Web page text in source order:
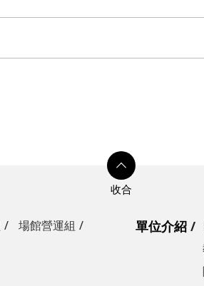
場館營運組
單位介紹